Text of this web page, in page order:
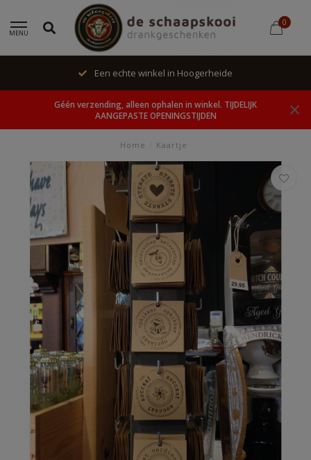
MENU
0
Een echte winkel in Hoogerheide
Géén verzending, alleen ophalen in winkel. TIJDELIJK
AANGEPASTE OPENINGSTIJDEN
Home Kaartje